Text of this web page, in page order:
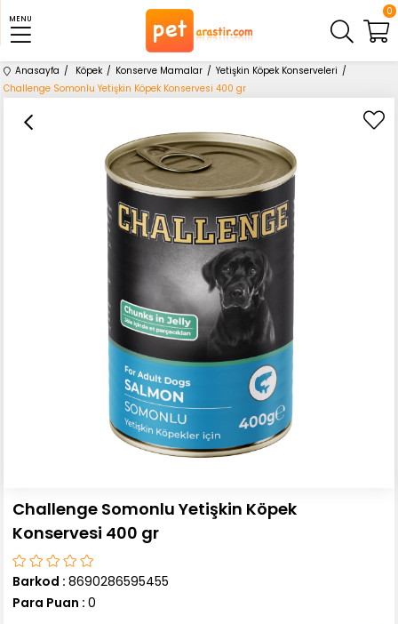
MENU
0
Anasayfa Köpek Konserve Mamalar
Yetişkin Köpek Konserveleri
Challenge Somonlu Yetişkin Köpek Konservesi 400 gr
Challenge Somonlu Yetişkin Köpek
Konservesi 400 gr
Barkod : 8690286595455
Para Puan : 0